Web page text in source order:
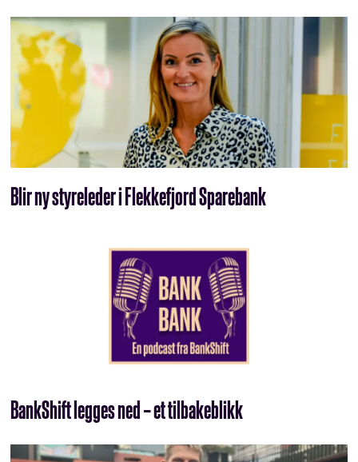
Blir ny styreleder i Flekkefjord Sparebank
BankShift legges ned – et tilbakeblikk